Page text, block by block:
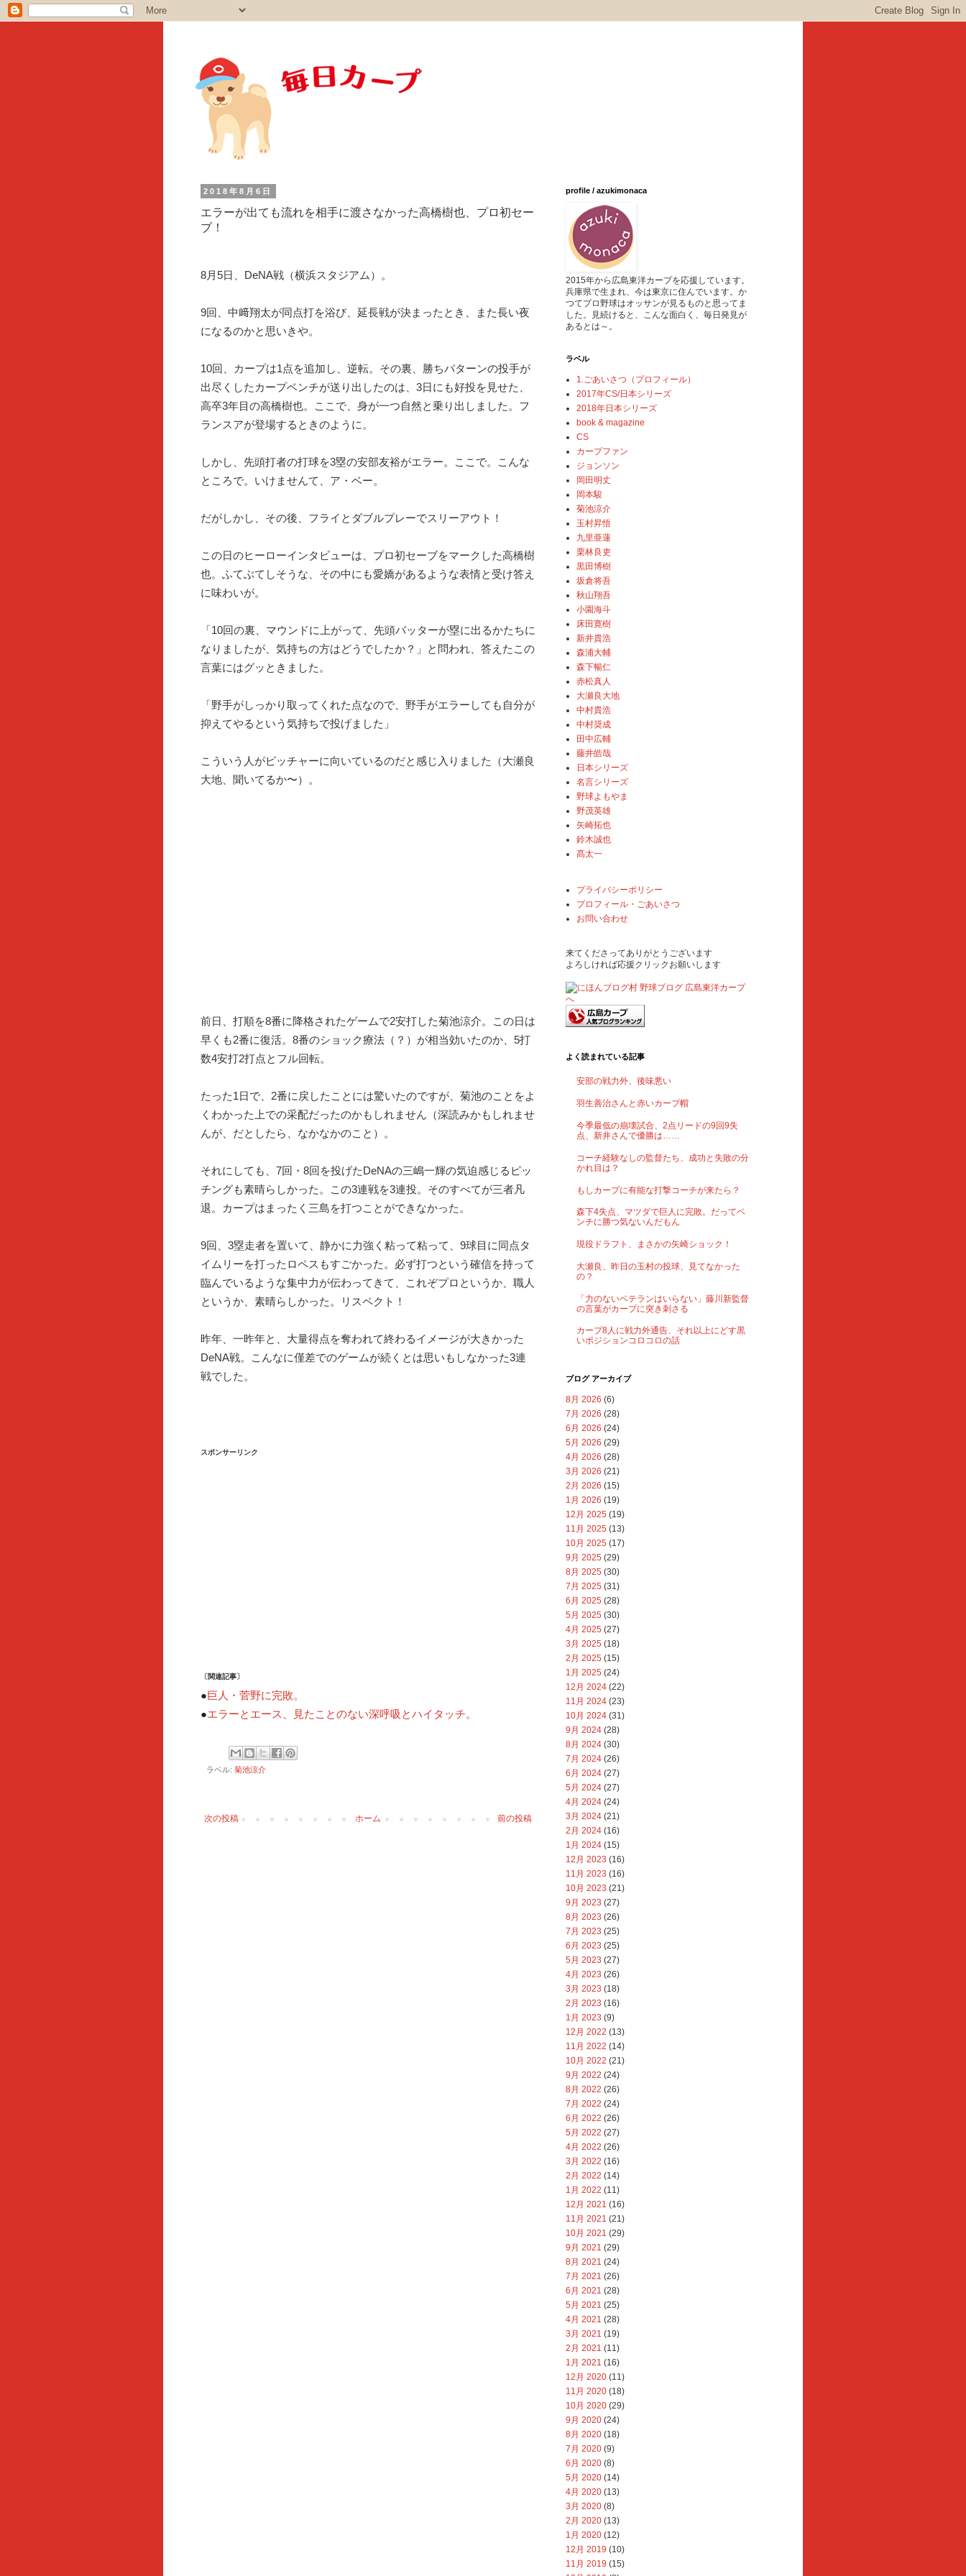
2018年8月6日
エラーが出ても流れを相手に渡さなかった高橋樹也、プロ初セー
ブ！
8月5日、DeNA戦（横浜スタジアム）。
9回、中﨑翔太が同点打を浴び、延長戦が決まったとき、また長い夜
になるのかと思いきや。
10回、カープは1点を追加し、逆転。その裏、勝ちパターンの投手が
出尽くしたカープベンチが送り出したのは、3日にも好投を見せた、
高卒3年目の高橋樹也。ここで、身が一つ自然と乗り出しました。フ
ランスアが登場するときのように。
しかし、先頭打者の打球を3塁の安部友裕がエラー。ここで。こんな
ところで。いけませんて、ア・ベー。
だがしかし、その後、フライとダブルプレーでスリーアウト！
この日のヒーローインタビューは、プロ初セーブをマークした高橋樹
也。ふてぶてしそうな、その中にも愛嬌があるような表情と受け答え
に味わいが。
「10回の裏、マウンドに上がって、先頭バッターが塁に出るかたちに
なりましたが、気持ちの方はどうでしたか？」と問われ、答えたこの
言葉にはグッときました。
「野手がしっかり取ってくれた点なので、野手がエラーしても自分が
抑えてやるという気持ちで投げました」
こういう人がピッチャーに向いているのだと感じ入りました（大瀬良
大地、聞いてるか〜）。
前日、打順を8番に降格されたゲームで2安打した菊池涼介。この日は
早くも2番に復活。8番のショック療法（？）が相当効いたのか、5打
数4安打2打点とフル回転。
たった1日で、2番に戻したことには驚いたのですが、菊池のことをよ
くわかった上での采配だったのかもしれません（深読みかもしれませ
んが、だとしたら、なかなかのこと）。
それにしても、7回・8回を投げたDeNAの三嶋一輝の気迫感じるピッ
チングも素晴らしかった。この3連戦を3連投。そのすべてが三者凡
退。カープはまったく三島を打つことができなかった。
9回、3塁走者を置いて、静かに力強く粘って粘って、9球目に同点タ
イムリーを打ったロペスもすごかった。必ず打つという確信を持って
臨んでいるような集中力が伝わってきて、これぞプロというか、職人
というか、素晴らしかった。リスペクト！
昨年、一昨年と、大量得点を奪われて終わるイメージが大きかった
DeNA戦。こんなに僅差でのゲームが続くとは思いもしなかった3連
戦でした。
スポンサーリンク
〔関連記事〕
●巨人・菅野に完敗。
●エラーとエース、見たことのない深呼吸とハイタッチ。
ラベル: 菊池涼介
次の投稿 前の投稿
ホーム
profile / azukimonaca
2015年から広島東洋カープを応援しています。
兵庫県で生まれ、今は東京に住んでいます。か
つてプロ野球はオッサンが見るものと思ってま
した。見続けると、こんな面白く、毎日発見が
あるとは～。
ラベル
1.ごあいさつ（プロフィール）
2017年CS/日本シリーズ
2018年日本シリーズ
book & magazine
CS
カープファン
ジョンソン
岡田明丈
岡本駿
菊池涼介
玉村昇悟
九里亜蓮
栗林良吏
黒田博樹
坂倉将吾
秋山翔吾
小園海斗
床田寛樹
新井貴浩
森浦大輔
森下暢仁
赤松真人
大瀬良大地
中村貴浩
中村奨成
田中広輔
藤井皓哉
日本シリーズ
名言シリーズ
野球よもやま
野茂英雄
矢崎拓也
鈴木誠也
髙太一
プライバシーポリシー
プロフィール・ごあいさつ
お問い合わせ
来てくださってありがとうございます
よろしければ応援クリックお願いします
よく読まれている記事
安部の戦力外、後味悪い
羽生善治さんと赤いカープ帽
今季最低の崩壊試合、2点リードの9回9失
点、新井さんで優勝は……
コーチ経験なしの監督たち、成功と失敗の分
かれ目は？
もしカープに有能な打撃コーチが来たら？
森下4失点、マツダで巨人に完敗。だってベ
ンチに勝つ気ないんだもん
現役ドラフト、まさかの矢崎ショック！
大瀬良、昨日の玉村の投球、見てなかった
の？
「力のないベテランはいらない」藤川新監督
の言葉がカープに突き刺さる
カープ8人に戦力外通告、それ以上にどす黒
いポジションコロコロの話
ブログ アーカイブ
8月 2026 (6)
7月 2026 (28)
6月 2026 (24)
5月 2026 (29)
4月 2026 (28)
3月 2026 (21)
2月 2026 (15)
1月 2026 (19)
12月 2025 (19)
11月 2025 (13)
10月 2025 (17)
9月 2025 (29)
8月 2025 (30)
7月 2025 (31)
6月 2025 (28)
5月 2025 (30)
4月 2025 (27)
3月 2025 (18)
2月 2025 (15)
1月 2025 (24)
12月 2024 (22)
11月 2024 (23)
10月 2024 (31)
9月 2024 (28)
8月 2024 (30)
7月 2024 (26)
6月 2024 (27)
5月 2024 (27)
4月 2024 (24)
3月 2024 (21)
2月 2024 (16)
1月 2024 (15)
12月 2023 (16)
11月 2023 (16)
10月 2023 (21)
9月 2023 (27)
8月 2023 (26)
7月 2023 (25)
6月 2023 (25)
5月 2023 (27)
4月 2023 (26)
3月 2023 (18)
2月 2023 (16)
1月 2023 (9)
12月 2022 (13)
11月 2022 (14)
10月 2022 (21)
9月 2022 (24)
8月 2022 (26)
7月 2022 (24)
6月 2022 (26)
5月 2022 (27)
4月 2022 (26)
3月 2022 (16)
2月 2022 (14)
1月 2022 (11)
12月 2021 (16)
11月 2021 (21)
10月 2021 (29)
9月 2021 (29)
8月 2021 (24)
7月 2021 (26)
6月 2021 (28)
5月 2021 (25)
4月 2021 (28)
3月 2021 (19)
2月 2021 (11)
1月 2021 (16)
12月 2020 (11)
11月 2020 (18)
10月 2020 (29)
9月 2020 (24)
8月 2020 (18)
7月 2020 (9)
6月 2020 (8)
5月 2020 (14)
4月 2020 (13)
3月 2020 (8)
2月 2020 (13)
1月 2020 (12)
12月 2019 (10)
11月 2019 (15)